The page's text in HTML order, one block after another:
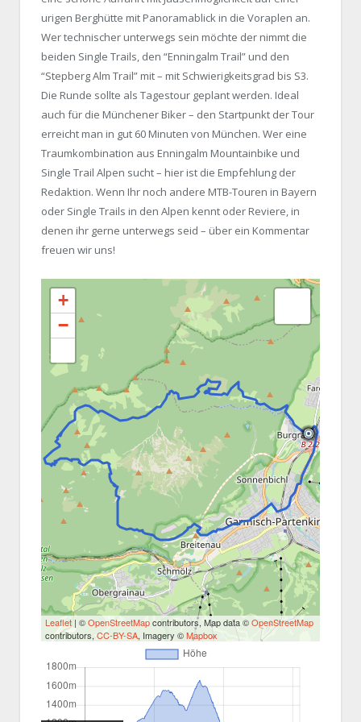
urigen Berghütte mit Panoramablick in die Voraplen an.
Wer technischer unterwegs sein möchte der nimmt die
beiden Single Trails, den “Enningalm Trail” und den
“Stepberg Alm Trail” mit – mit Schwierigkeitsgrad bis S3.
Die Runde sollte als Tagestour geplant werden. Ideal
auch für die Münchener Biker – den Startpunkt der Tour
erreicht man in gut 60 Minuten von München. Wer eine
Traumkombination aus Enningalm Mountainbike und
Single Trail Alpen sucht – hier ist die Empfehlung der
Redaktion. Wenn Ihr noch andere MTB-Touren in Bayern
oder Single Trails in den Alpen kennt oder Reviere, in
denen ihr gerne unterwegs seid – über ein Kommentar
freuen wir uns!
+
−
Leaflet | ©OpenStreetMapcontributors, Map data ©OpenStreetMap
contributors, CC-BY-SA, Imagery ©Mapbox